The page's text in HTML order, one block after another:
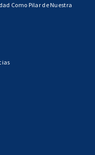
Como Pilar de Nuestra